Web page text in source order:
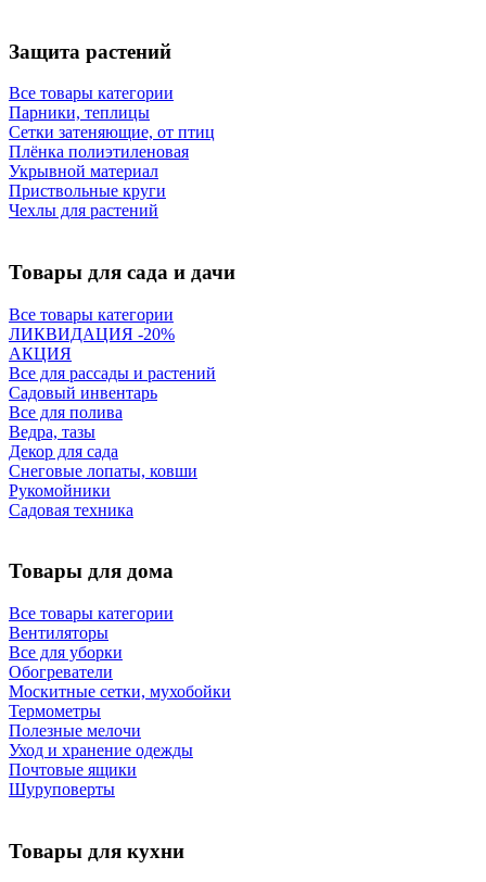
Защита растений
Все товары категории
Парники, теплицы
Сетки затеняющие, от птиц
Плёнка полиэтиленовая
Укрывной материал
Приствольные круги
Чехлы для растений
Товары для сада и дачи
Все товары категории
ЛИКВИДАЦИЯ -20%
АКЦИЯ
Все для рассады и растений
Садовый инвентарь
Все для полива
Ведра, тазы
Декор для сада
Снеговые лопаты, ковши
Рукомойники
Садовая техника
Товары для дома
Все товары категории
Вентиляторы
Все для уборки
Обогреватели
Москитные сетки, мухобойки
Термометры
Полезные мелочи
Уход и хранение одежды
Почтовые ящики
Шуруповерты
Товары для кухни